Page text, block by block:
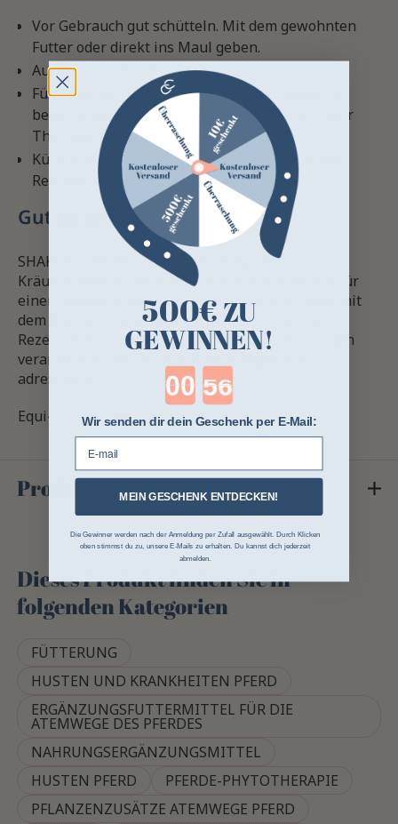
Vor Gebrauch gut schütteln. Mit dem gewohnten
Futter oder direkt ins Maul geben.
Ausreichend frisches Wasser bereitstellen.
Für tragende oder laktierende Stuten sowie bei
bestehenden Erkrankungen vorab Tierarzt oder
Therapeuten konsultieren.
Kühl, trocken und lichtgeschützt lagern. Außer
Reichweite von Kindern aufbewahren.
Gut zu wissen
SHAKE NO MORE wurde von Hilary Self,
Kräuterexpertin bei Hilton Herbs, ursprünglich für
einen Kunden entwickelt, dessen Pferd so stark mit
dem Kopf schlug, dass es sich aufbäumte. Die
Rezeptur zielt darauf ab, die für nasale Reizungen
verantwortlichen Allergene wirkungsvoll zu
adressieren.
Equi-Clic, be passionate !
Product Details
Dieses Produkt finden Sie in
folgenden Kategorien
FÜTTERUNG
HUSTEN UND KRANKHEITEN PFERD
ERGÄNZUNGSFUTTERMITTEL FÜR DIE
ATEMWEGE DES PFERDES
NAHRUNGSERGÄNZUNGSMITTEL
HUSTEN PFERD
PFERDE-PHYTOTHERAPIE
PFLANZENZUSÄTZE ATEMWEGE PFERD
500€ ZU
GEWINNEN!
Countdown ends in:
Wir senden dir dein Geschenk per E-Mail:
MEIN GESCHENK ENTDECKEN!
Die Gewinner werden nach der Anmeldung per Zufall ausgewählt. Durch Klicken
oben stimmst du zu, unsere E-Mails zu erhalten. Du kannst dich jederzeit
abmelden.